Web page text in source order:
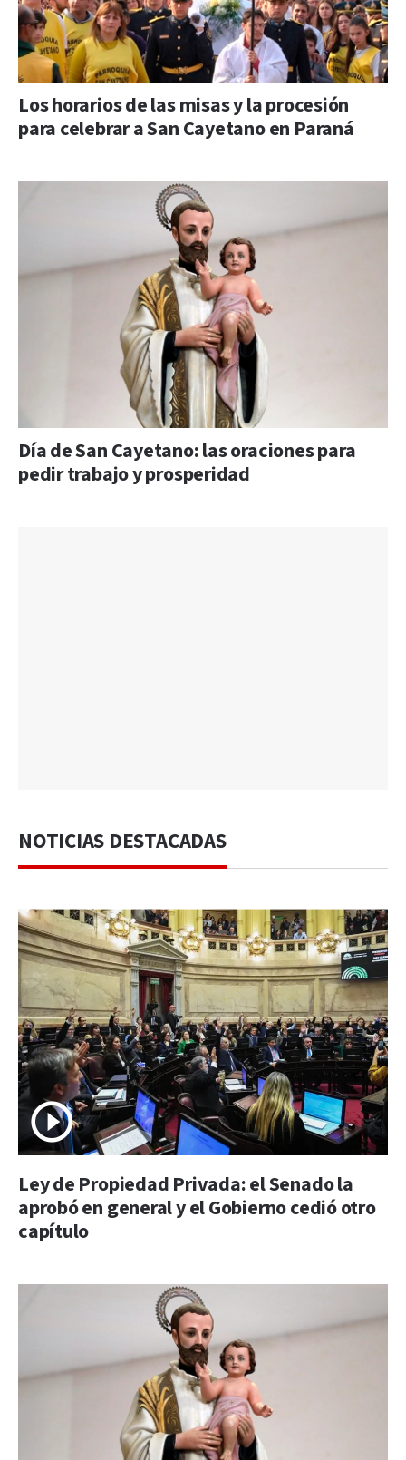
Los horarios de las misas y la procesión
para celebrar a San Cayetano en Paraná
Día de San Cayetano: las oraciones para
pedir trabajo y prosperidad
NOTICIAS DESTACADAS
Ley de Propiedad Privada: el Senado la
aprobó en general y el Gobierno cedió otro
capítulo